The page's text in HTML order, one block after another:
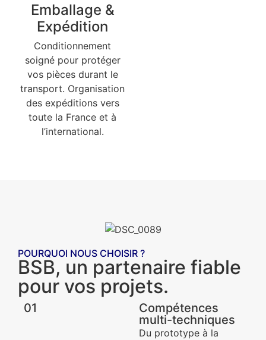
Emballage &
Expédition
Conditionnement
soigné pour protéger
vos pièces durant le
transport. Organisation
des expéditions vers
toute la France et à
l’international.
POURQUOI NOUS CHOISIR ?
BSB, un partenaire fiable
pour vos projets.
01
Compétences
multi-techniques
Du prototype à la